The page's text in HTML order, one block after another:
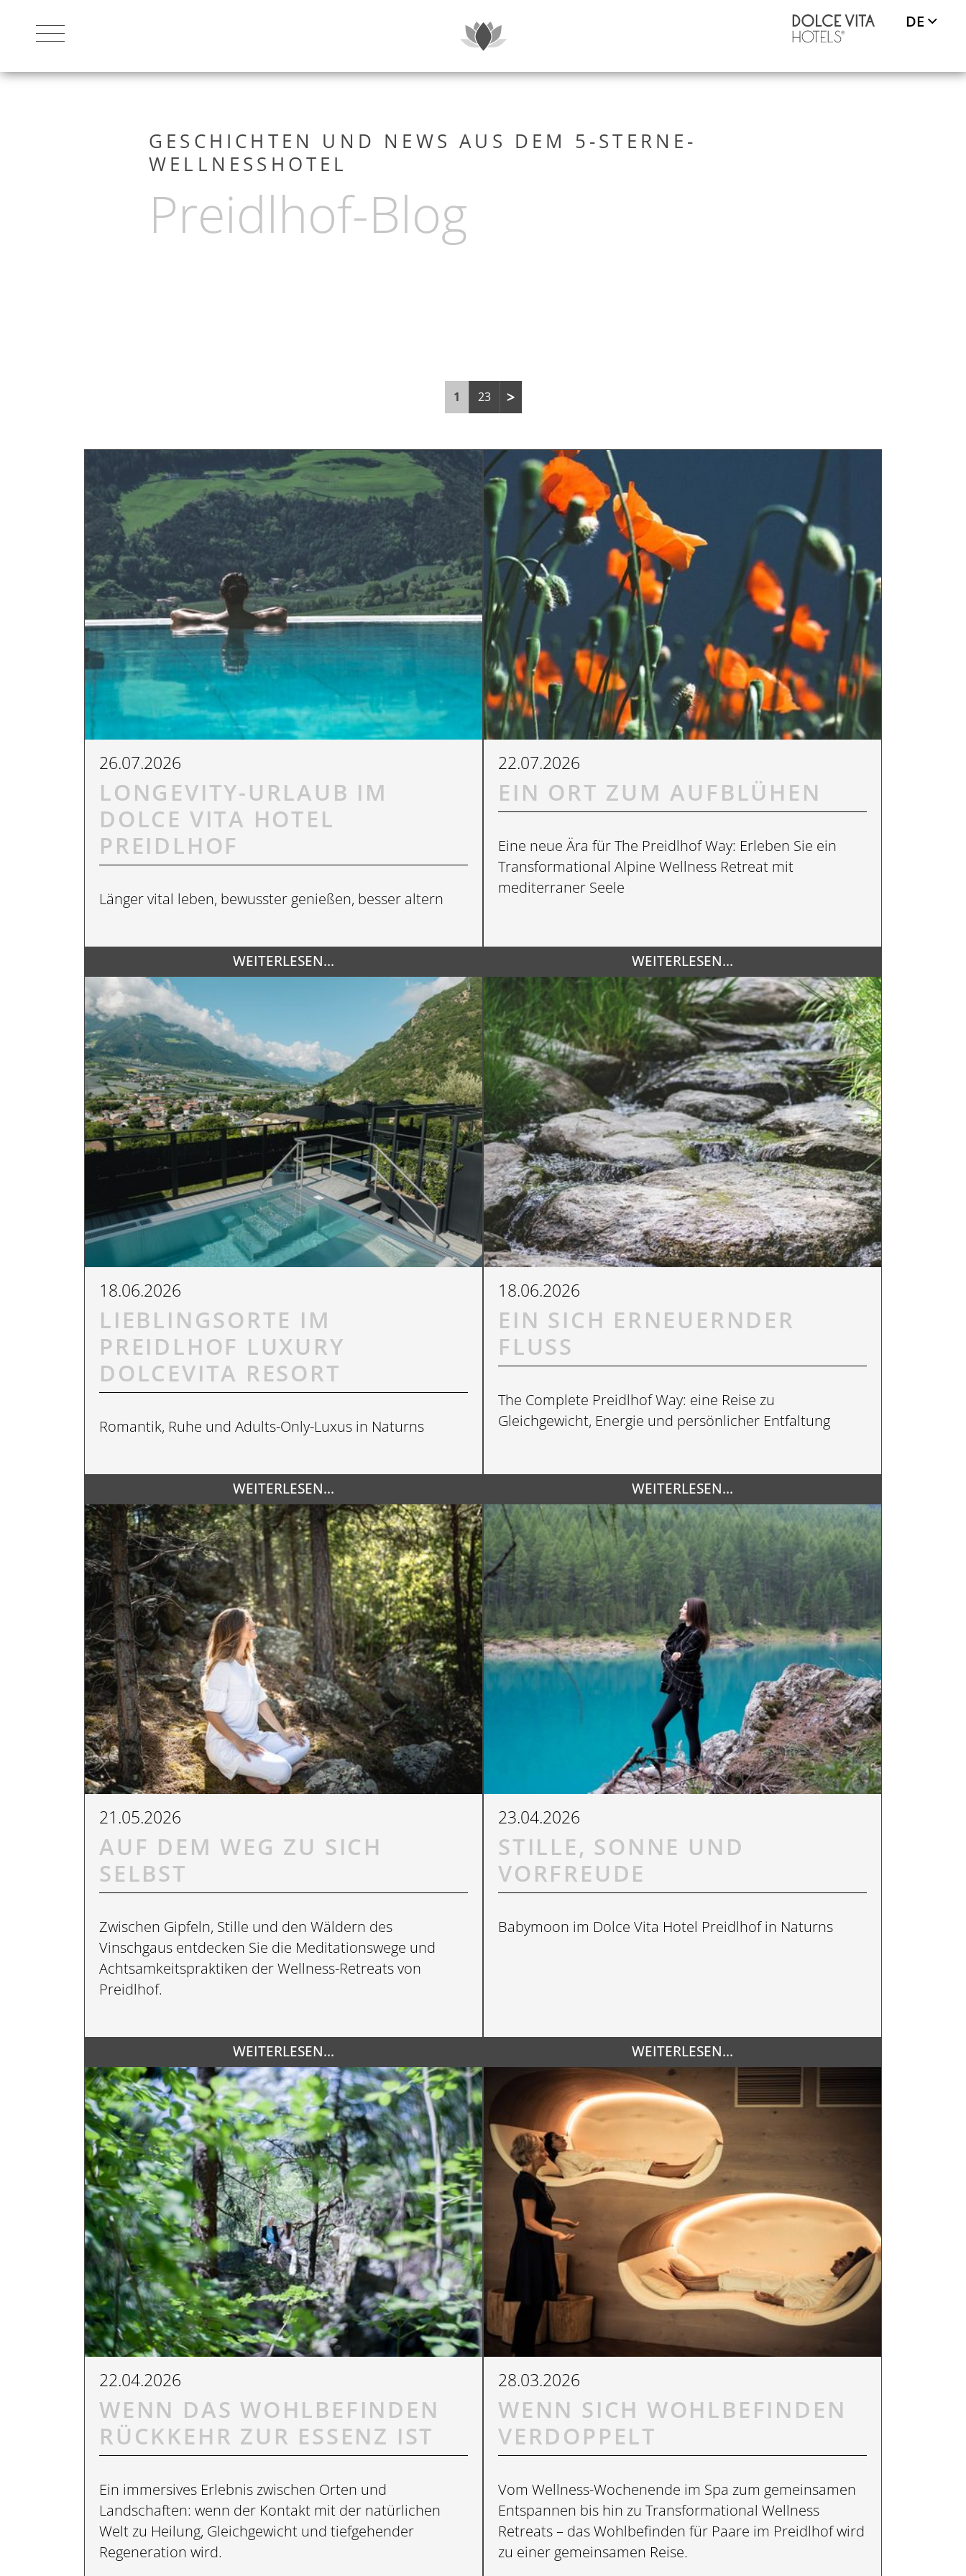
DE
DOLCE VITA ROMANTIK
PREIDL SPA PREIDL MED SPA
AKTIV & SPORT SÜDTIROL & MERAN
GUTSCHEINE BILDERGALERIE
GESCHICHTEN UND NEWS AUS DEM 5-STERNE-
WELLNESSHOTEL
Preidlhof-Blog
1 23
26.07.2026
LONGEVITY-URLAUB IM
DOLCE VITA HOTEL
PREIDLHOF
Länger vital leben, bewusster genießen, besser altern
WEITERLESEN...
22.07.2026
EIN ORT ZUM AUFBLÜHEN
Eine neue Ära für The Preidlhof Way: Erleben Sie ein
Transformational Alpine Wellness Retreat mit
mediterraner Seele
WEITERLESEN...
18.06.2026
LIEBLINGSORTE IM
PREIDLHOF LUXURY
DOLCEVITA RESORT
Romantik, Ruhe und Adults-Only-Luxus in Naturns
WEITERLESEN...
18.06.2026
EIN SICH ERNEUERNDER
FLUSS
The Complete Preidlhof Way: eine Reise zu
Gleichgewicht, Energie und persönlicher Entfaltung
WEITERLESEN...
21.05.2026
AUF DEM WEG ZU SICH
SELBST
Zwischen Gipfeln, Stille und den Wäldern des
Vinschgaus entdecken Sie die Meditationswege und
Achtsamkeitspraktiken der Wellness-Retreats von
Preidlhof.
WEITERLESEN...
23.04.2026
STILLE, SONNE UND
VORFREUDE
Babymoon im Dolce Vita Hotel Preidlhof in Naturns
WEITERLESEN...
22.04.2026
WENN DAS WOHLBEFINDEN
RÜCKKEHR ZUR ESSENZ IST
Ein immersives Erlebnis zwischen Orten und
Landschaften: wenn der Kontakt mit der natürlichen
Welt zu Heilung, Gleichgewicht und tiefgehender
Regeneration wird.
28.03.2026
WENN SICH WOHLBEFINDEN
VERDOPPELT
Vom Wellness-Wochenende im Spa zum gemeinsamen
Entspannen bis hin zu Transformational Wellness
Retreats – das Wohlbefinden für Paare im Preidlhof wird
zu einer gemeinsamen Reise.